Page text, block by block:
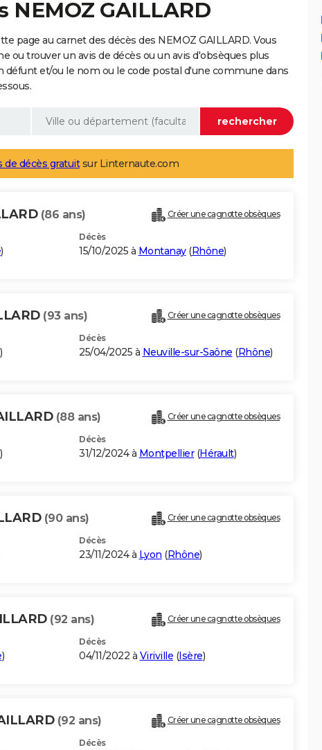
NEMOZ GAILLARD
page au carnet des décès des NEMOZ GAILLARD. Vous
ou trouver un avis de décès ou un avis d'obsèques plus
défunt et/ou le nom ou le code postal d'une commune dans
de décès gratuitsur Linternaute.com
(86 ans) Créer une cagnotte obsèques
)
Décès
15/10/2025 à Montanay(Rhône)
(93 ans) Créer une cagnotte obsèques
)
Décès
25/04/2025 à Neuville-sur-Saône (Rhône)
(88 ans) Créer une cagnotte obsèques
)
Décès
31/12/2024 à Montpellier(Hérault)
(90 ans) Créer une cagnotte obsèques
Décès
23/11/2024 à Lyon (Rhône)
(92 ans) Créer une cagnotte obsèques
)
Décès
04/11/2022 à Viriville (Isère)
(92 ans) Créer une cagnotte obsèques
Décès